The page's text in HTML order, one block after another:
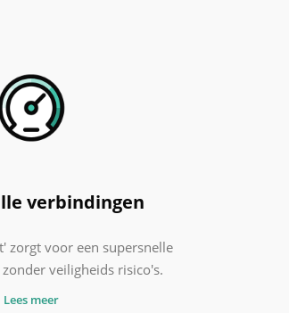
verbindingen
zorgt voor een supersnelle
veiligheids risico's.
Lees meer